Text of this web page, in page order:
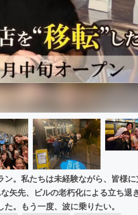
CAMPFIRE for Social Good
CAMPFIREふるさと納税
。私たちは未経験ながら、皆様
矢先、ビルの老朽化による立ち退
た。もう一度、波に乗りたい。